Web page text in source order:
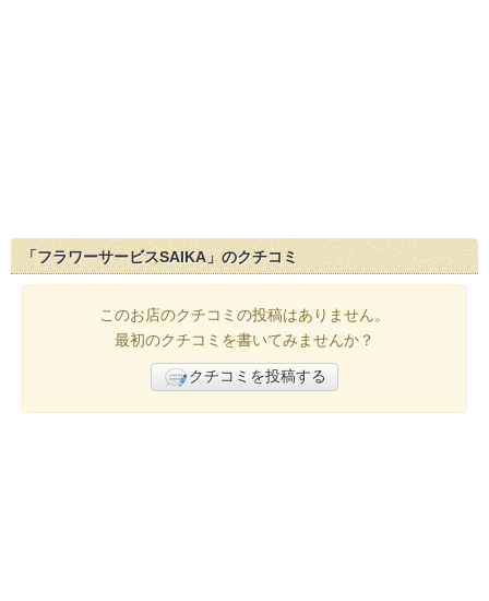
「フラワーサービスSAIKA」のクチコミ
このお店のクチコミの投稿はありません。
最初のクチコミを書いてみませんか？
クチコミを投稿する